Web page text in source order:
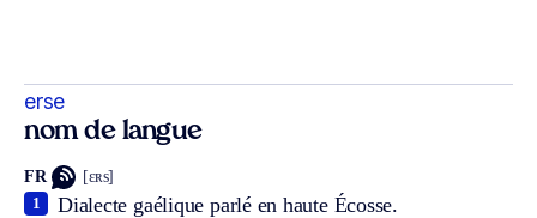
erse
nom de langue
FR [ɛʀs]
Dialecte gaélique parlé en haute Écosse.
1